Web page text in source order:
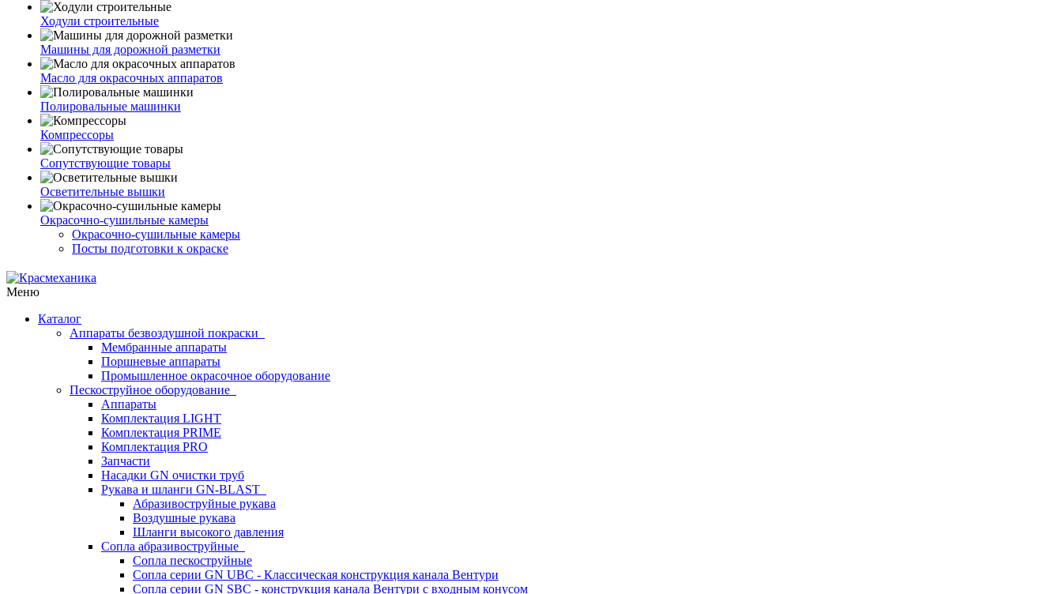
Ходули строительные
Машины для дорожной разметки
Масло для окрасочных аппаратов
Полировальные машинки
Компрессоры
Сопутствующие товары
Осветительные вышки
Окрасочно-сушильные камеры
Окрасочно-сушильные камеры
Посты подготовки к окраске
Меню
Каталог
Аппараты безвоздушной покраски
Мембранные аппараты
Поршневые аппараты
Промышленное окрасочное оборудование
Пескоструйное оборудование
Аппараты
Комплектация LIGHT
Комплектация PRIME
Комплектация PRO
Запчасти
Насадки GN очистки труб
Рукава и шланги GN-BLAST
Абразивоструйные рукава
Воздушные рукава
Шланги высокого давления
Сопла абразивоструйные
Сопла пескоструйные
Сопла серии GN UBC - Классическая конструкция канала Вентури
Сопла серии GN SBC - конструкция канала Вентури c входным конусом